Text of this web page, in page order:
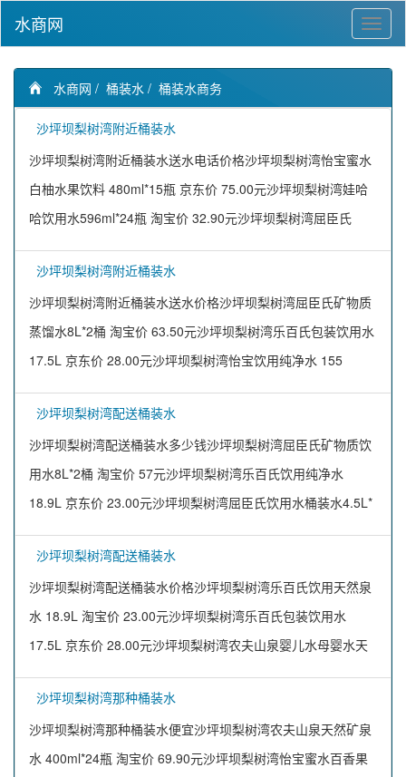
水商网
水商网 / 桶装水 / 桶装水商务
沙坪坝梨树湾附近桶装水
沙坪坝梨树湾附近桶装水送水电话价格沙坪坝梨树湾怡宝蜜水
白柚水果饮料 480ml*15瓶 京东价 75.00元沙坪坝梨树湾娃哈
哈饮用水596ml*24瓶 淘宝价 32.90元沙坪坝梨树湾屈臣氏
沙坪坝梨树湾附近桶装水
沙坪坝梨树湾附近桶装水送水价格沙坪坝梨树湾屈臣氏矿物质
蒸馏水8L*2桶 淘宝价 63.50元沙坪坝梨树湾乐百氏包装饮用水
17.5L 京东价 28.00元沙坪坝梨树湾怡宝饮用纯净水 155
沙坪坝梨树湾配送桶装水
沙坪坝梨树湾配送桶装水多少钱沙坪坝梨树湾屈臣氏矿物质饮
用水8L*2桶 淘宝价 57元沙坪坝梨树湾乐百氏饮用纯净水
18.9L 京东价 23.00元沙坪坝梨树湾屈臣氏饮用水桶装水4.5L*
沙坪坝梨树湾配送桶装水
沙坪坝梨树湾配送桶装水价格沙坪坝梨树湾乐百氏饮用天然泉
水 18.9L 淘宝价 23.00元沙坪坝梨树湾乐百氏包装饮用水
17.5L 京东价 28.00元沙坪坝梨树湾农夫山泉婴儿水母婴水天
沙坪坝梨树湾那种桶装水
沙坪坝梨树湾那种桶装水便宜沙坪坝梨树湾农夫山泉天然矿泉
水 400ml*24瓶 淘宝价 69.90元沙坪坝梨树湾怡宝蜜水百香果